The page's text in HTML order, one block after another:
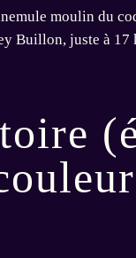
moulin du
Buillon, juste à 17